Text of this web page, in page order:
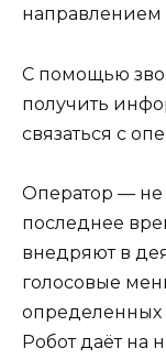
направлением
С помощью
получить
связаться с
Оператор — не
последнее
внедряют в
голосовые
определенных
Робот даёт на